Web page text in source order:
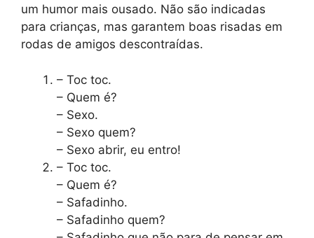
um humor mais ousado. Não são indicadas
para crianças, mas garantem boas risadas em
rodas de amigos descontraídas.
– Toc toc.
– Quem é?
– Sexo.
– Sexo quem?
– Sexo abrir, eu entro!
– Toc toc.
– Quem é?
– Safadinho.
– Safadinho quem?